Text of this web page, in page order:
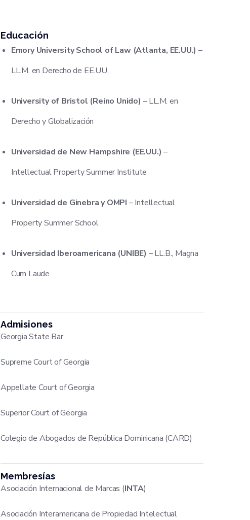
Educación
Emory University School of Law (Atlanta, EE.UU.) –
LL.M. en Derecho de EE.UU.
University of Bristol (Reino Unido) – LL.M. en
Derecho y Globalización
Universidad de New Hampshire (EE.UU.) –
Intellectual Property Summer Institute
Universidad de Ginebra y OMPI – Intellectual
Property Summer School
Universidad Iberoamericana (UNIBE) – LL.B., Magna
Cum Laude
Admisiones
Georgia State Bar
Supreme Court of Georgia
Appellate Court of Georgia
Superior Court of Georgia
Colegio de Abogados de República Dominicana (CARD)
Membresías
Asociación Internacional de Marcas (INTA)
Asociación Interamericana de Propiedad Intelectual